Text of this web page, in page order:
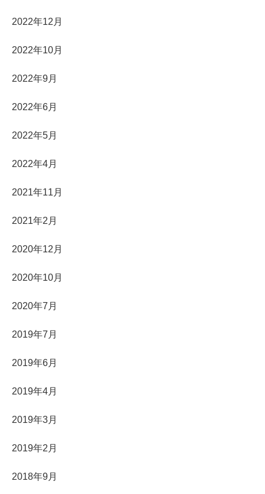
2022年12月
2022年10月
2022年9月
2022年6月
2022年5月
2022年4月
2021年11月
2021年2月
2020年12月
2020年10月
2020年7月
2019年7月
2019年6月
2019年4月
2019年3月
2019年2月
2018年9月